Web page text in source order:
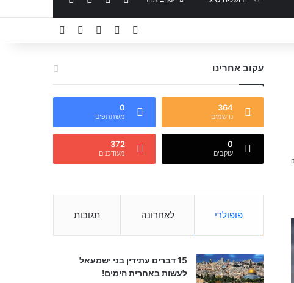
Facebook
YouTubeמאמר אקראי
עקוב אחרינו
364
נרשמים
0
משתתפים
0
עוקבים
372
מעודכנים
פופולרי לאחרונה תגובות
15 דברים עתידין בני ישמעאל
לעשות באחרית הימים!